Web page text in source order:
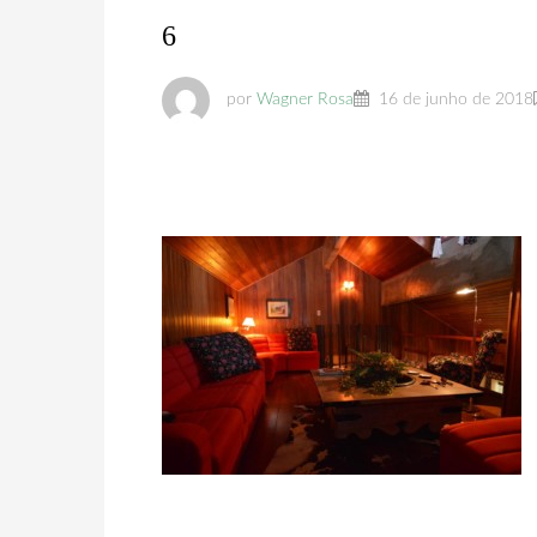
6
por Wagner Rosa 16 de junho de 2018